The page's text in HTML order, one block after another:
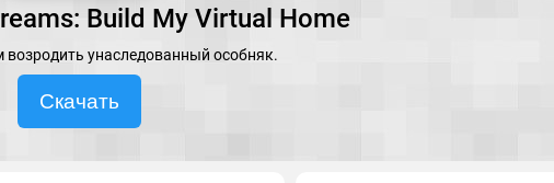
Build My Virtual Home
возродить унаследованный особняк.
Скачать